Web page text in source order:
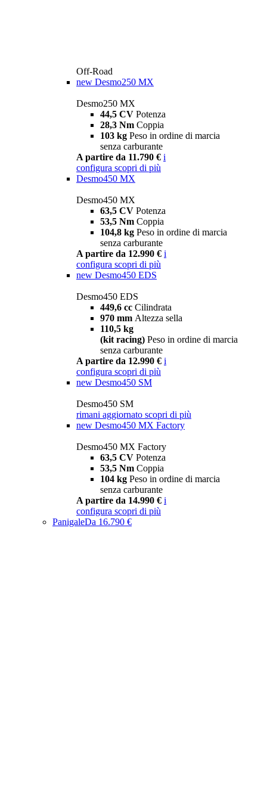
Off-Road
new Desmo250 MX
Desmo250 MX
44,5 CV Potenza
28,3 Nm Coppia
103 kg Peso in ordine di marcia
senza carburante
A partire da 11.790 € i
configura scopri di più
Desmo450 MX
Desmo450 MX
63,5 CV Potenza
53,5 Nm Coppia
104,8 kg Peso in ordine di marcia
senza carburante
A partire da 12.990 € i
configura scopri di più
new Desmo450 EDS
Desmo450 EDS
449,6 cc Cilindrata
970 mm Altezza sella
110,5 kg
(kit racing) Peso in ordine di marcia
senza carburante
A partire da 12.990 € i
configura scopri di più
new Desmo450 SM
Desmo450 SM
rimani aggiornato scopri di più
new Desmo450 MX Factory
Desmo450 MX Factory
63,5 CV Potenza
53,5 Nm Coppia
104 kg Peso in ordine di marcia
senza carburante
A partire da 14.990 € i
configura scopri di più
PanigaleDa 16.790 €